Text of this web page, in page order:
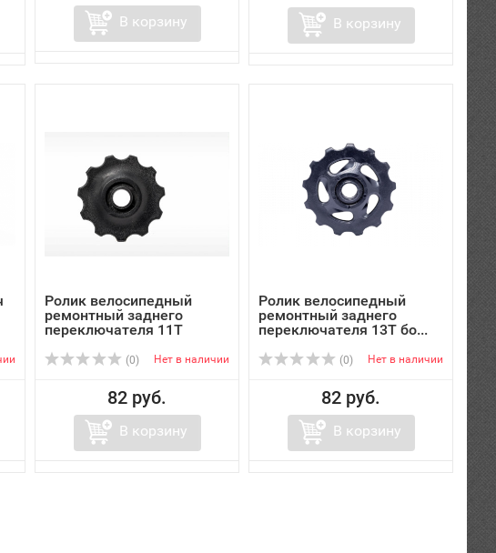
В корзину В корзину
Ролик велосипедный
ремонтный заднего
переключателя 11Т
(0) Нет в наличии
82 руб.
В корзину
Ролик велосипедный
ремонтный заднего
переключателя 13Т бо...
(0) Нет в наличии
82 руб.
В корзину